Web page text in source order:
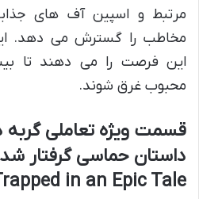
مرتبط و اسپین آف های
مخاطب را گسترش می دهد.
این فرصت را می دهند تا
محبوب غرق شوند.
قسمت ویژه تعاملی
داستان حماسی گرفتار
in an Epic Tale